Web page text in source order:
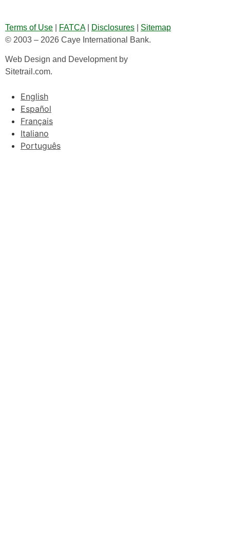
Terms of Use FATCA| Disclosures
Sitemap
© 2003 – 2026 Caye International Bank.
Web Design and Development by
Sitetrail.com.
English
Español
Français
Italiano
Português